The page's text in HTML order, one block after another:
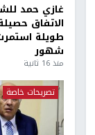
غازي حمد
الاتفاق
طويلة
شهور
منذ 16 ثانية
تصريحات خاصة